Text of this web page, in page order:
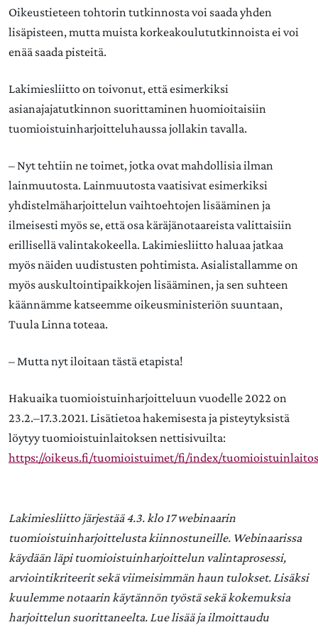
Oikeustieteen tohtorin tutkinnosta voi saada yhden
lisäpisteen, mutta muista korkeakoulututkinnoista ei voi
enää saada pisteitä.
Lakimiesliitto on toivonut, että esimerkiksi
asianajajatutkinnon suorittaminen huomioitaisiin
tuomioistuinharjoitteluhaussa jollakin tavalla.
– Nyt tehtiin ne toimet, jotka ovat mahdollisia ilman
lainmuutosta. Lainmuutosta vaatisivat esimerkiksi
yhdistelmäharjoittelun vaihtoehtojen lisääminen ja
ilmeisesti myös se, että osa käräjänotaareista valittaisiin
erillisellä valintakokeella. Lakimiesliitto haluaa jatkaa
myös näiden uudistusten pohtimista. Asialistallamme on
myös auskultointipaikkojen lisääminen, ja sen suhteen
käännämme katseemme oikeusministeriön suuntaan,
Tuula Linna toteaa.
– Mutta nyt iloitaan tästä etapista!
Ha­kuai­ka tuo­miois­tuin­har­joit­te­luun vuo­del­le 2022 on
23.2.–17.3.2021. Lisätietoa hakemisesta ja pisteytyksistä
löytyy tuomioistuinlaitoksen nettisivuilta:
https://oikeus.fi/tuomioistuimet/fi/index/
Lakimiesliitto järjestää 4.3. klo 17 webinaarin
tuomioistuinharjoittelusta kiinnostuneille. Webinaarissa
käydään läpi tuomioistuinharjoittelun valintaprosessi,
arviointikriteerit sekä viimeisimmän haun tulokset. Lisäksi
kuulemme notaarin käytännön työstä sekä kokemuksia
harjoittelun suorittaneelta. Lue lisää ja ilmoittaudu